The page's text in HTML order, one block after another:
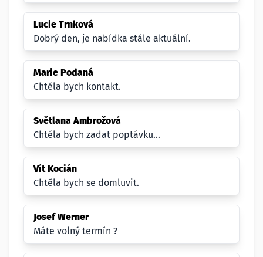
Lucie Trnková
Dobrý den, je nabídka stále aktuální.
Marie Podaná
Chtěla bych kontakt.
Světlana Ambrožová
Chtěla bych zadat poptávku...
Vít Kocián
Chtěla bych se domluvit.
Josef Werner
Máte volný termín ?